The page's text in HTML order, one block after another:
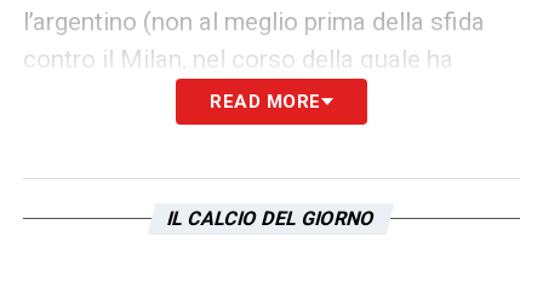
l’argentino (non al meglio prima della sfida
contro il Milan, nel corso della quale ha
subito la brutta ricaduta) potrebbe non
tornare a disposizione di Inzaghi in vista del
derby contro i giallorossi.
READ MORE
IL CALCIO DEL GIORNO